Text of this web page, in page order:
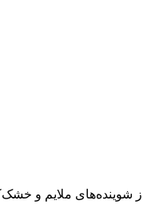
شوینده‌های ملایم و